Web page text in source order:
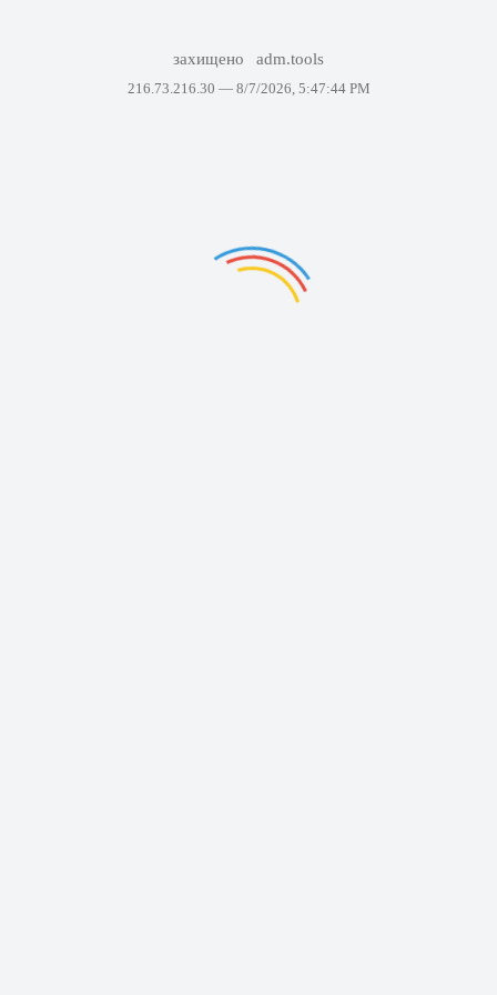
захищено adm.tools
216.73.216.30 — 8/7/2026, 5:47:44 PM